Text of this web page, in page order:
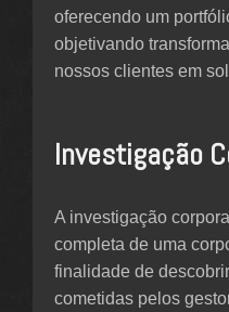
oferecendo um
objetivando
nossos clientes em
Investigação
A investigação
completa de uma
finalidade de
cometidas pelos